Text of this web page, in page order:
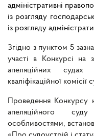
адміністративні
із розгляду
із розгляду
Згідно з пунктом 5
участі в Конкурсі на
апеляційних судах
кваліфікаційної комісії
Проведення Конкурсу
апеляційного
особливостями,